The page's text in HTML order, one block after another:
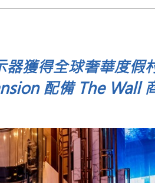
器獲得全球奢華度假
配備 The Wall